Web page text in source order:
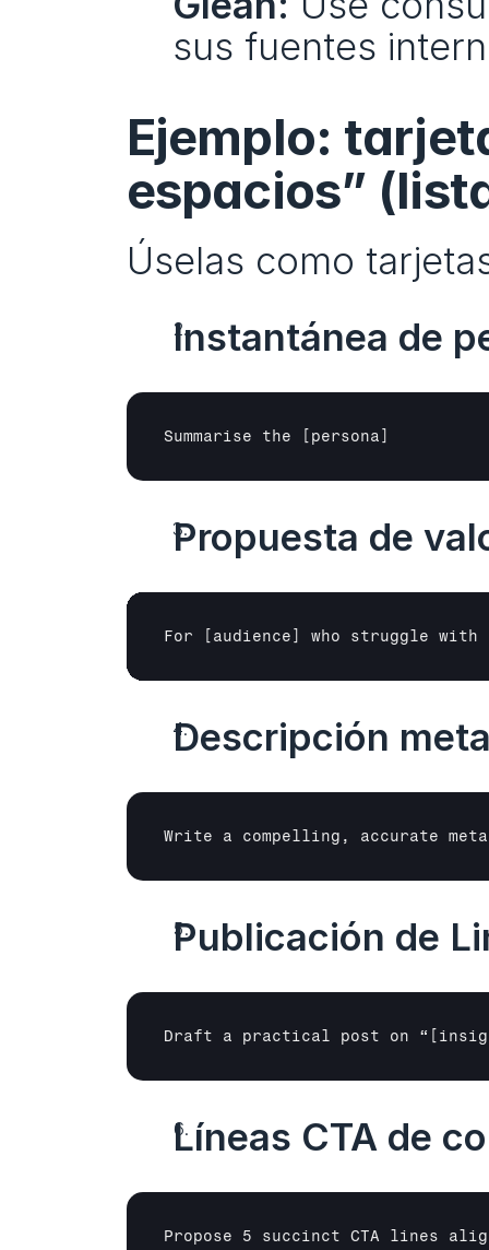
sus fuentes
Ejemplo:
espacios”
Úselas como
Instantánea de
Summarise the [persona]
Propuesta de
For [audience] who struggle with
Descripción
Write a compelling, accurate
Publicación de
Draft a practical post on “
Líneas CTA de
Propose 5 succinct CTA lines